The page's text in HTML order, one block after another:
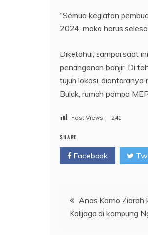
“Semua kegiatan
2024, maka harus
Diketahui, sampai saat
penanganan banjir. Di
tujuh lokasi, diantaranya
Bulak, rumah pompa
Post Views: 241
SHARE
Facebook
Navigasi
pos
Anas Karno Ziarah
Kalijaga di kampung